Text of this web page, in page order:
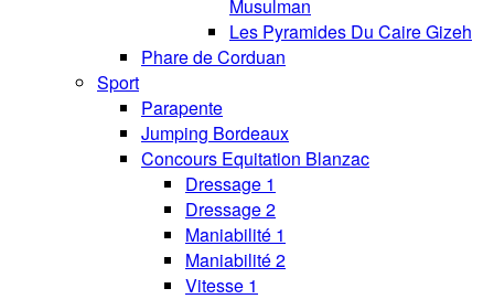
Musulman
Les Pyramides Du Caire Gizeh
Phare de Corduan
Sport
Parapente
Jumping Bordeaux
Concours Equitation Blanzac
Dressage 1
Dressage 2
Maniabilité 1
Maniabilité 2
Vitesse 1